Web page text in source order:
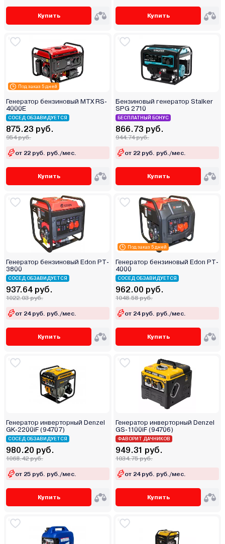
Купить Купить
Под заказ 5 дней
Генератор бензиновый MTX RS-
4000E
СОСЕД ОБЗАВИДУЕТСЯ
875.23 руб.
954 руб.
от 22 руб. руб./мес.
Купить
Бензиновый генератор Stalker
SPG 2710
БЕСПЛАТНЫЙ БОНУС
866.73 руб.
944.74 руб.
от 22 руб. руб./мес.
Купить
Генератор бензиновый Edon PT-
3800
СОСЕД ОБЗАВИДУЕТСЯ
937.64 руб.
1022.03 руб.
от 24 руб. руб./мес.
Купить
Под заказ 5 дней
Генератор бензиновый Edon PT-
4000
СОСЕД ОБЗАВИДУЕТСЯ
962.00 руб.
1048.58 руб.
от 24 руб. руб./мес.
Купить
Генератор инверторный Denzel
GK-2200iF (94707)
СОСЕД ОБЗАВИДУЕТСЯ
980.20 руб.
1068.42 руб.
от 25 руб. руб./мес.
Купить
Генератор инверторный Denzel
GS-1100iF (94706)
ФАВОРИТ ДАЧНИКОВ
949.31 руб.
1034.75 руб.
от 24 руб. руб./мес.
Купить